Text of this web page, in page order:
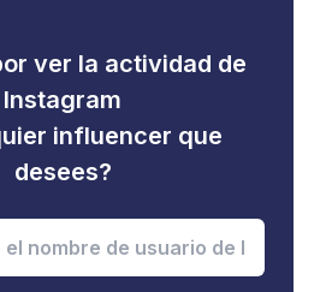
ver la actividad de
Instagram
influencer que
desees?